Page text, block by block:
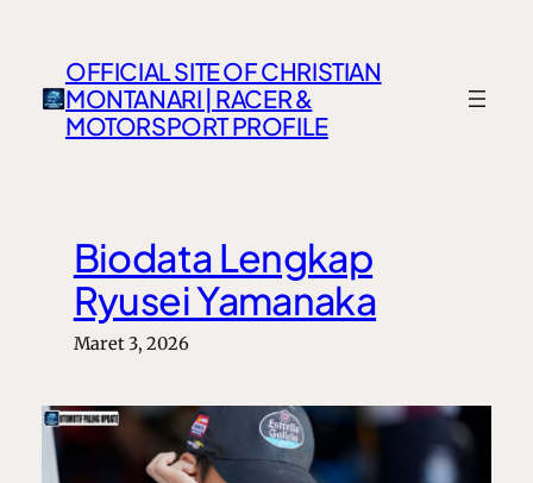
kontenOFFICIAL SITE OF CHRISTIAN
MONTANARI | RACER &
MOTORSPORT PROFILE
Biodata Lengkap
Ryusei Yamanaka
Maret 3, 2026